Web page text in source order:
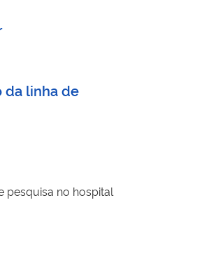
da linha de
pesquisa no hospital